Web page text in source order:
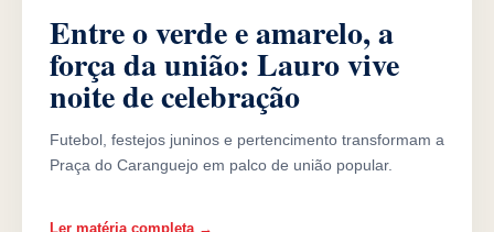
Entre o verde e amarelo, a
força da união: Lauro vive
noite de celebração
Futebol, festejos juninos e pertencimento transformam a
Praça do Caranguejo em palco de união popular.
Ler matéria completa →